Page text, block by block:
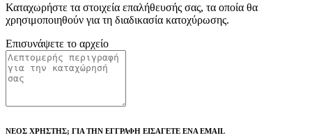
Καταχωρήστε τα στοιχεία επαλήθευσής σας, τα οποία θα
χρησιμοποιηθούν για τη διαδικασία κατοχύρωσης.
Επισυνάψετε το αρχείο
ΝΕΟΣ ΧΡΗΣΤΗΣ; ΓΙΑ ΤΗΝ ΕΓΓΡΑΦΗ ΕΙΣΑΓΕΤΕ ΕΝΑ EMAIL